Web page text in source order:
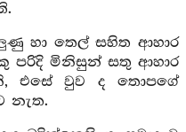
හා තෙල් සහිත ආහාර
පරිදි මිනිසුන් සතු ආහාර
එසේ වුව ද තොපගේ
නැත.